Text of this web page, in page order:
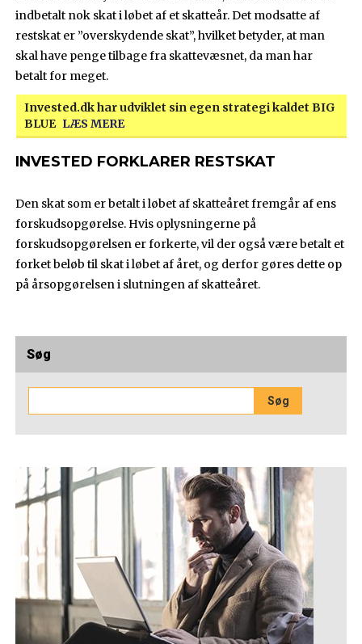
indbetalt nok skat i løbet af et skatteår. Det modsatte af
restskat er ”overskydende skat”, hvilket betyder, at man
skal have penge tilbage fra skattevæsnet, da man har
betalt for meget.
Invested.dk har udviklet sin egen strategi kaldet BIG
BLUE LÆS MERE
INVESTED FORKLARER RESTSKAT
Den skat som er betalt i løbet af skatteåret fremgår af ens
forskudsopgørelse. Hvis oplysningerne på
forskudsopgørelsen er forkerte, vil der også være betalt et
forket beløb til skat i løbet af året, og derfor gøres dette op
på årsopgørelsen i slutningen af skatteåret.
Søg